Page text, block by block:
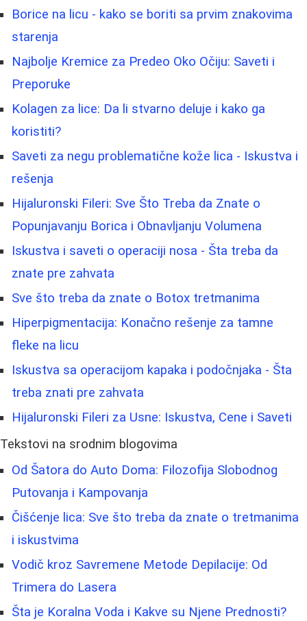
Borice na licu - kako se boriti sa prvim znakovima
starenja
Najbolje Kremice za Predeo Oko Očiju: Saveti i
Preporuke
Kolagen za lice: Da li stvarno deluje i kako ga
koristiti?
Saveti za negu problematične kože lica - Iskustva i
rešenja
Hijaluronski Fileri: Sve Što Treba da Znate o
Popunjavanju Borica i Obnavljanju Volumena
Iskustva i saveti o operaciji nosa - Šta treba da
znate pre zahvata
Sve što treba da znate o Botox tretmanima
Hiperpigmentacija: Konačno rešenje za tamne
fleke na licu
Iskustva sa operacijom kapaka i podočnjaka - Šta
treba znati pre zahvata
Hijaluronski Fileri za Usne: Iskustva, Cene i Saveti
Tekstovi na srodnim blogovima
Od Šatora do Auto Doma: Filozofija Slobodnog
Putovanja i Kampovanja
Čišćenje lica: Sve što treba da znate o tretmanima
i iskustvima
Vodič kroz Savremene Metode Depilacije: Od
Trimera do Lasera
Šta je Koralna Voda i Kakve su Njene Prednosti?